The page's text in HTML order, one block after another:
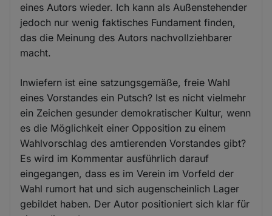
eines Autors wieder. Ich kann als Außenstehender
jedoch nur wenig faktisches Fundament finden,
das die Meinung des Autors nachvollziehbarer
macht.
Inwiefern ist eine satzungsgemäße, freie Wahl
eines Vorstandes ein Putsch? Ist es nicht vielmehr
ein Zeichen gesunder demokratischer Kultur, wenn
es die Möglichkeit einer Opposition zu einem
Wahlvorschlag des amtierenden Vorstandes gibt?
Es wird im Kommentar ausführlich darauf
eingegangen, dass es im Verein im Vorfeld der
Wahl rumort hat und sich augenscheinlich Lager
gebildet haben. Der Autor positioniert sich klar für